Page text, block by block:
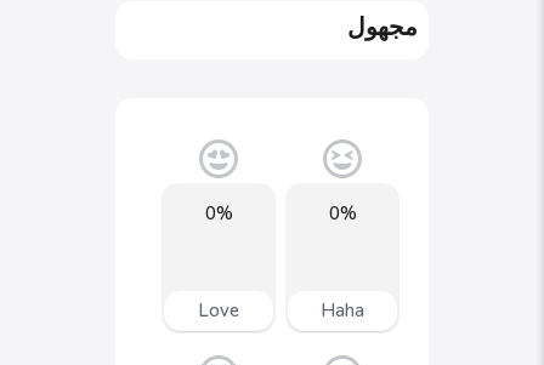
مجهول
0%
Haha
0%
Love